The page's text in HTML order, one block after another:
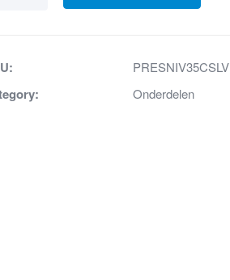
PRESNIV35CSLV
Onderdelen